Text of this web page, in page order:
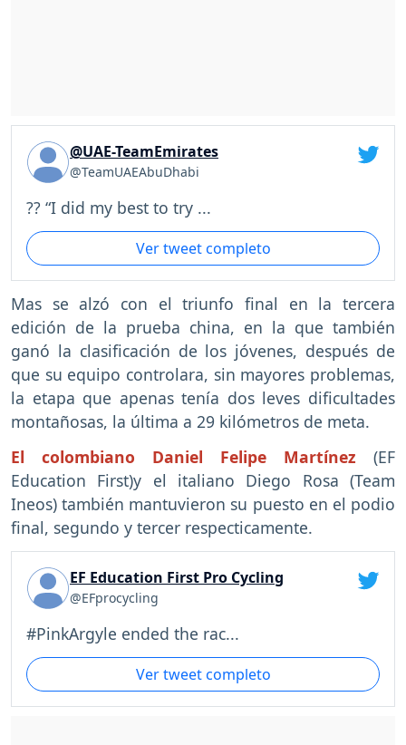
@UAE-TeamEmirates
@TeamUAEAbuDhabi
?? “I did my best to try ...
Ver tweet completo
Mas se alzó con el triunfo final en la tercera
edición de la prueba china, en la que también
ganó la clasificación de los jóvenes, después de
que su equipo controlara, sin mayores problemas,
la etapa que apenas tenía dos leves dificultades
montañosas, la última a 29 kilómetros de meta.
El colombiano Daniel Felipe Martínez (EF
Education First)y el italiano Diego Rosa (Team
Ineos) también mantuvieron su puesto en el podio
final, segundo y tercer respecticamente.
EF Education First Pro Cycling
@EFprocycling
#PinkArgyle ended the rac...
Ver tweet completo